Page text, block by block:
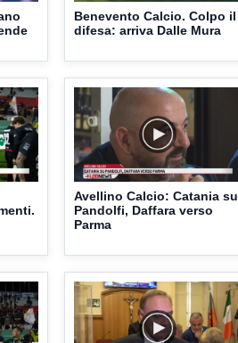
Benevento Calcio. Colpo il
difesa: arriva Dalle Mura
Avellino Calcio: Catania su
Pandolfi, Daffara verso
Parma